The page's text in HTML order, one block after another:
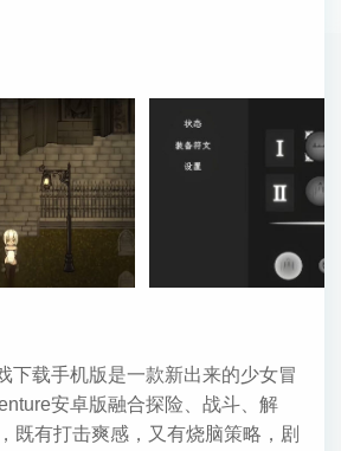
下载手机版是一款新出来的少女冒
安卓版融合探险、战斗、解
既有打击爽感，又有烧脑策略，剧